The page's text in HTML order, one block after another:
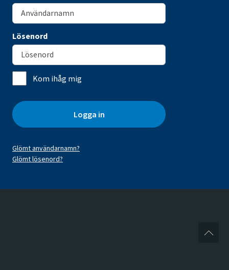
Lösenord
Kom ihåg mig
Logga in
Glömt användarnamn?
Glömt lösenord?